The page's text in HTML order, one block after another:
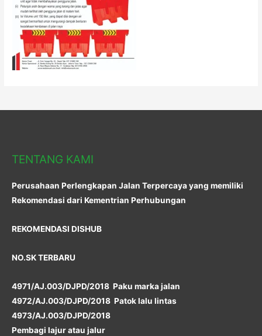
TENTANG KAMI
Perusahaan Perlengkapan Jalan Terpercaya yang memiliki
Rekomendasi dari Kementrian Perhubungan
REKOMENDASI DISHUB
NO.SK TERBARU
4971/AJ.003/DJPD/2018 Paku marka jalan
4972/AJ.003/DJPD/2018 Patok lalu lintas
4973/AJ.003/DJPD/2018
Pembagi lajur atau jalur